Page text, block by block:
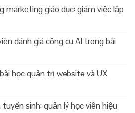
marketing giáo dục: giảm việc lặp
đánh giá công cụ AI trong bài
học quản trị website và UX
sinh: quản lý học viên hiệu